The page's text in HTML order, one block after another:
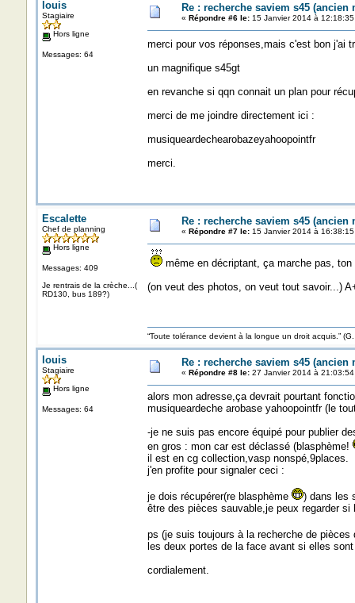
louis
Stagiaire
Hors ligne
Messages: 64
Re : recherche saviem s45 (ancien
« Répondre #6 le:15 Janvier 2014 à 12:18:35
merci pour vos réponses,mais c'est bon j'ai
un magnifique s45gt
en revanche si qqn connait un plan pour
merci de me joindre directement ici :
musiqueardechearobazeyahoopointfr
merci.
Escalette
Chef de planning
Hors ligne
Messages: 409
Je rentrais de la crèche...(
RD130, bus 189?)
Re : recherche saviem s45 (ancien
« Répondre #7 le:15 Janvier 2014 à 16:38:15
même en décriptant, ça marche pas, ton
(on veut des photos, on veut tout savoir...)
“Toute tolérance devient à la longue un droit acquis.”
louis
Stagiaire
Hors ligne
Messages: 64
Re : recherche saviem s45 (ancien
« Répondre #8 le:27 Janvier 2014 à 21:03:54
alors mon adresse,ça devrait pourtant
musiqueardeche arobase yahoopointfr (le
-je ne suis pas encore équipé pour publier
en gros : mon car est déclassé (blasphème!
il est en cg collection,vasp nonspé,9places.
j'en profite pour signaler ceci :
je dois récupérer(re blasphème
) dans les
être des pièces sauvable,je peux regarder si
ps (je suis toujours à la recherche de
les deux portes de la face avant si elles
cordialement.